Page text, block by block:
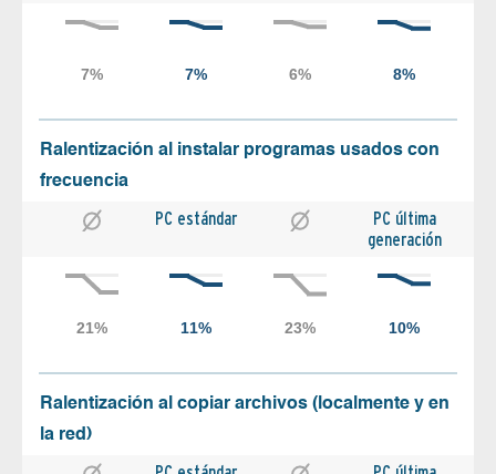
Ralentización al instalar programas usados con
frecuencia
PC estándar
PC última
generación
Ralentización al copiar archivos (localmente y en
la red)